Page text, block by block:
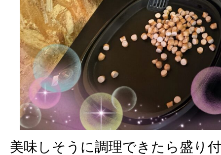
美味しそうに調理できたら盛り